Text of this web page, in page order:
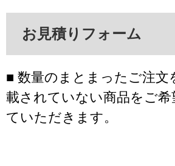
お見積りフォーム
■ 数量のまとまったご注文
載されていない商品をご
ていただきます。